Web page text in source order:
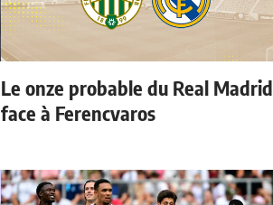
Le onze probable du Real Madrid
face à Ferencvaros